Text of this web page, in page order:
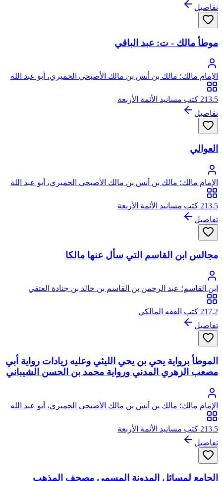
تفاصيل
موطأ مالك - ت: عبد الباقي
الإمام مالك؛ مالك بن أنس بن مالك الأصبحي الحميري، أبو عبد الله
213.5 كتب مسانيد الأئمة الأربعة
تفاصيل
العوالي
الإمام مالك؛ مالك بن أنس بن مالك الأصبحي الحميري، أبو عبد الله
213.5 كتب مسانيد الأئمة الأربعة
تفاصيل
مجالس ابن القاسم التي سأل عنها مالكا
ابن القاسم؛ عبد الرحمن بن القاسم بن خالد بن جنادة العتقي
المصري، أبو عبد الله، ويعرف بابن القاسم
217.2 كتب الفقه المالكي
تفاصيل
الموطأ برواية يحي بن يحي الليثي وعليه زيادات رواية أبي
مصعب الزهري المدني ورواية محمد بن الحسن الشيباني
الإمام مالك؛ مالك بن أنس بن مالك الأصبحي الحميري، أبو عبد الله
213.5 كتب مسانيد الأئمة الأربعة
تفاصيل
الجامع لمسائل المدونة المسمى مصحف المذهب